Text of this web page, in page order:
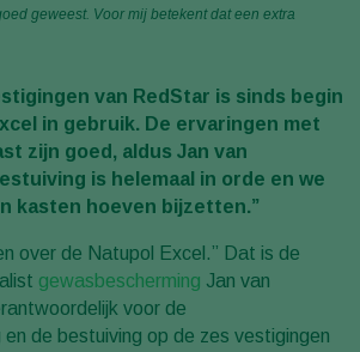
geweest. Voor mij betekent dat een extra
van RedStar is sinds begin
in gebruik. De ervaringen met
zijn goed, aldus Jan van
is helemaal in orde en we
kasten hoeven bijzetten.”
over de Natupol Excel.” Dat is de
gewasbescherming Jan van
voor de
de bestuiving op de zes vestigingen